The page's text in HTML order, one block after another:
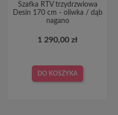
Szafka RTV trzydrzwiowa
Desin 170 cm - oliwka / dąb
nagano
1 290,00 zł
DO KOSZYKA